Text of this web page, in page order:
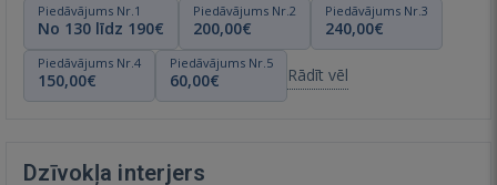
Piedāvājums Nr.1
No 130 līdz 190€
Piedāvājums Nr.2
200,00€
Piedāvājums Nr.3
240,00€
Piedāvājums Nr.4
150,00€
Piedāvājums Nr.5
60,00€ Rādīt vēl
Dzīvokļa interjers